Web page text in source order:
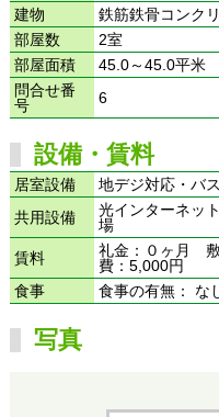
建物
鉄筋鉄骨コンク
部屋数
2室
部屋面積
45.0～45.0平米
問合せ番
号
6
設備・賃料
居室設備
地デジ対応・バ
共用設備
光インターネッ
場
賃料
礼金：０ヶ月
費：5,000円
食事
食事の有無： な
写真